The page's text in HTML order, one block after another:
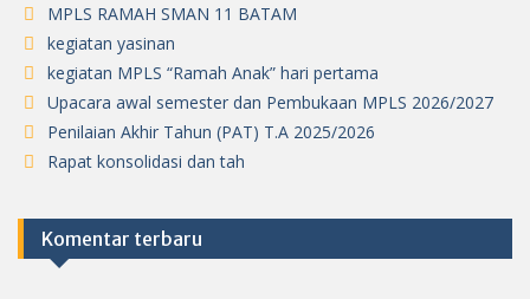
MPLS RAMAH SMAN 11 BATAM
kegiatan yasinan
kegiatan MPLS “Ramah Anak” hari pertama
Upacara awal semester dan Pembukaan MPLS 2026/2027
Penilaian Akhir Tahun (PAT) T.A 2025/2026
Rapat konsolidasi dan tah
Komentar terbaru